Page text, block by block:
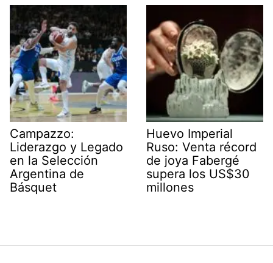
Campazzo:
Liderazgo y Legado
en la Selección
Argentina de
Básquet
Huevo Imperial
Ruso: Venta récord
de joya Fabergé
supera los US$30
millones